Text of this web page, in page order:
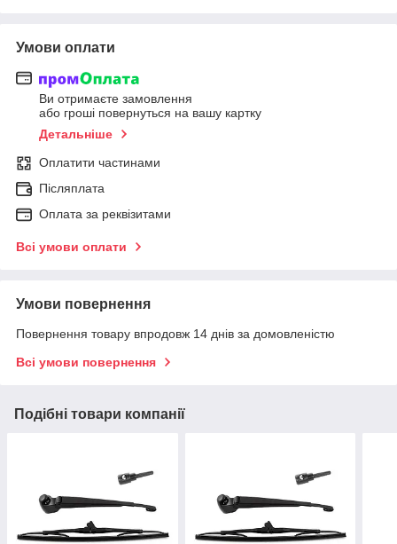
Умови оплати
Ви отримаєте замовлення
або гроші повернуться на вашу картку
Детальніше
Оплатити частинами
Післяплата
Оплата за реквізитами
Всі умови оплати
Умови повернення
Повернення товару впродовж 14 днів за домовленістю
Всі умови повернення
Подібні товари компанії